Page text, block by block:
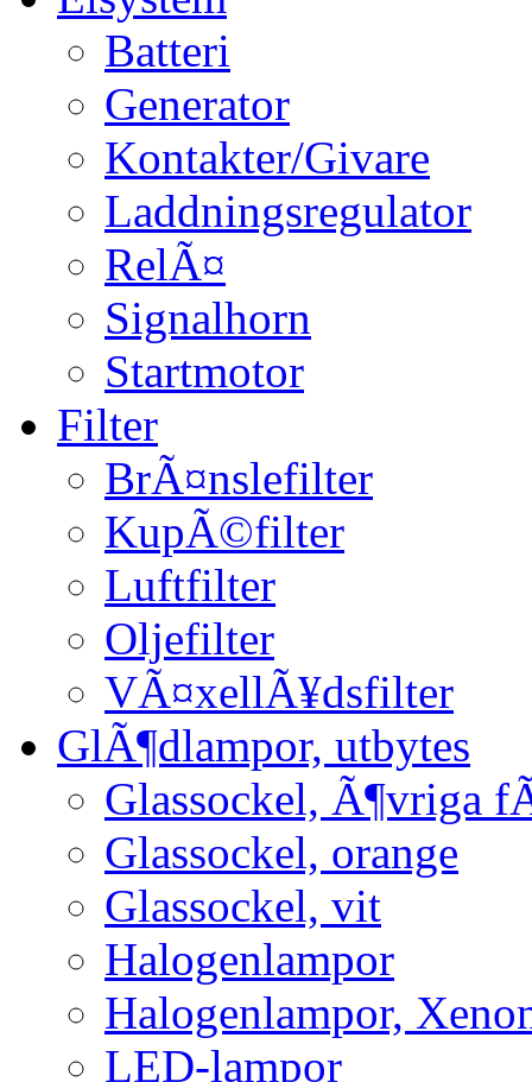
Batteri
Generator
Kontakter/Givare
Laddningsregulator
RelÃ¤
Signalhorn
Startmotor
Filter
BrÃ¤nslefilter
KupÃ©filter
Luftfilter
Oljefilter
VÃ¤xellÃ¥dsfilter
GlÃ¶dlampor, utbytes
Glassockel, Ã¶vriga
Glassockel, orange
Glassockel, vit
Halogenlampor
Halogenlampor,
LED-lampor